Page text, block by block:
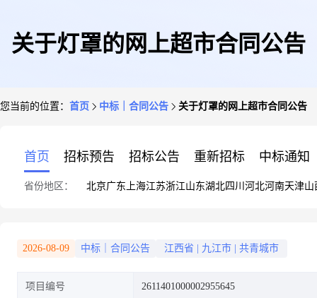
关于灯罩的网上超市合同公告
您当前的位置： 首页 中标｜合同公告 关于灯罩的网上超市合同公告
首页 招标预告 招标公告 重新招标 中标通知
省份地区： 北京广东 上海江苏浙江山东湖北四川 河北河南天津山
2026-08-09 中标｜合同公告 江西省 九江市 共青城市
项目编号 2611401000002955645